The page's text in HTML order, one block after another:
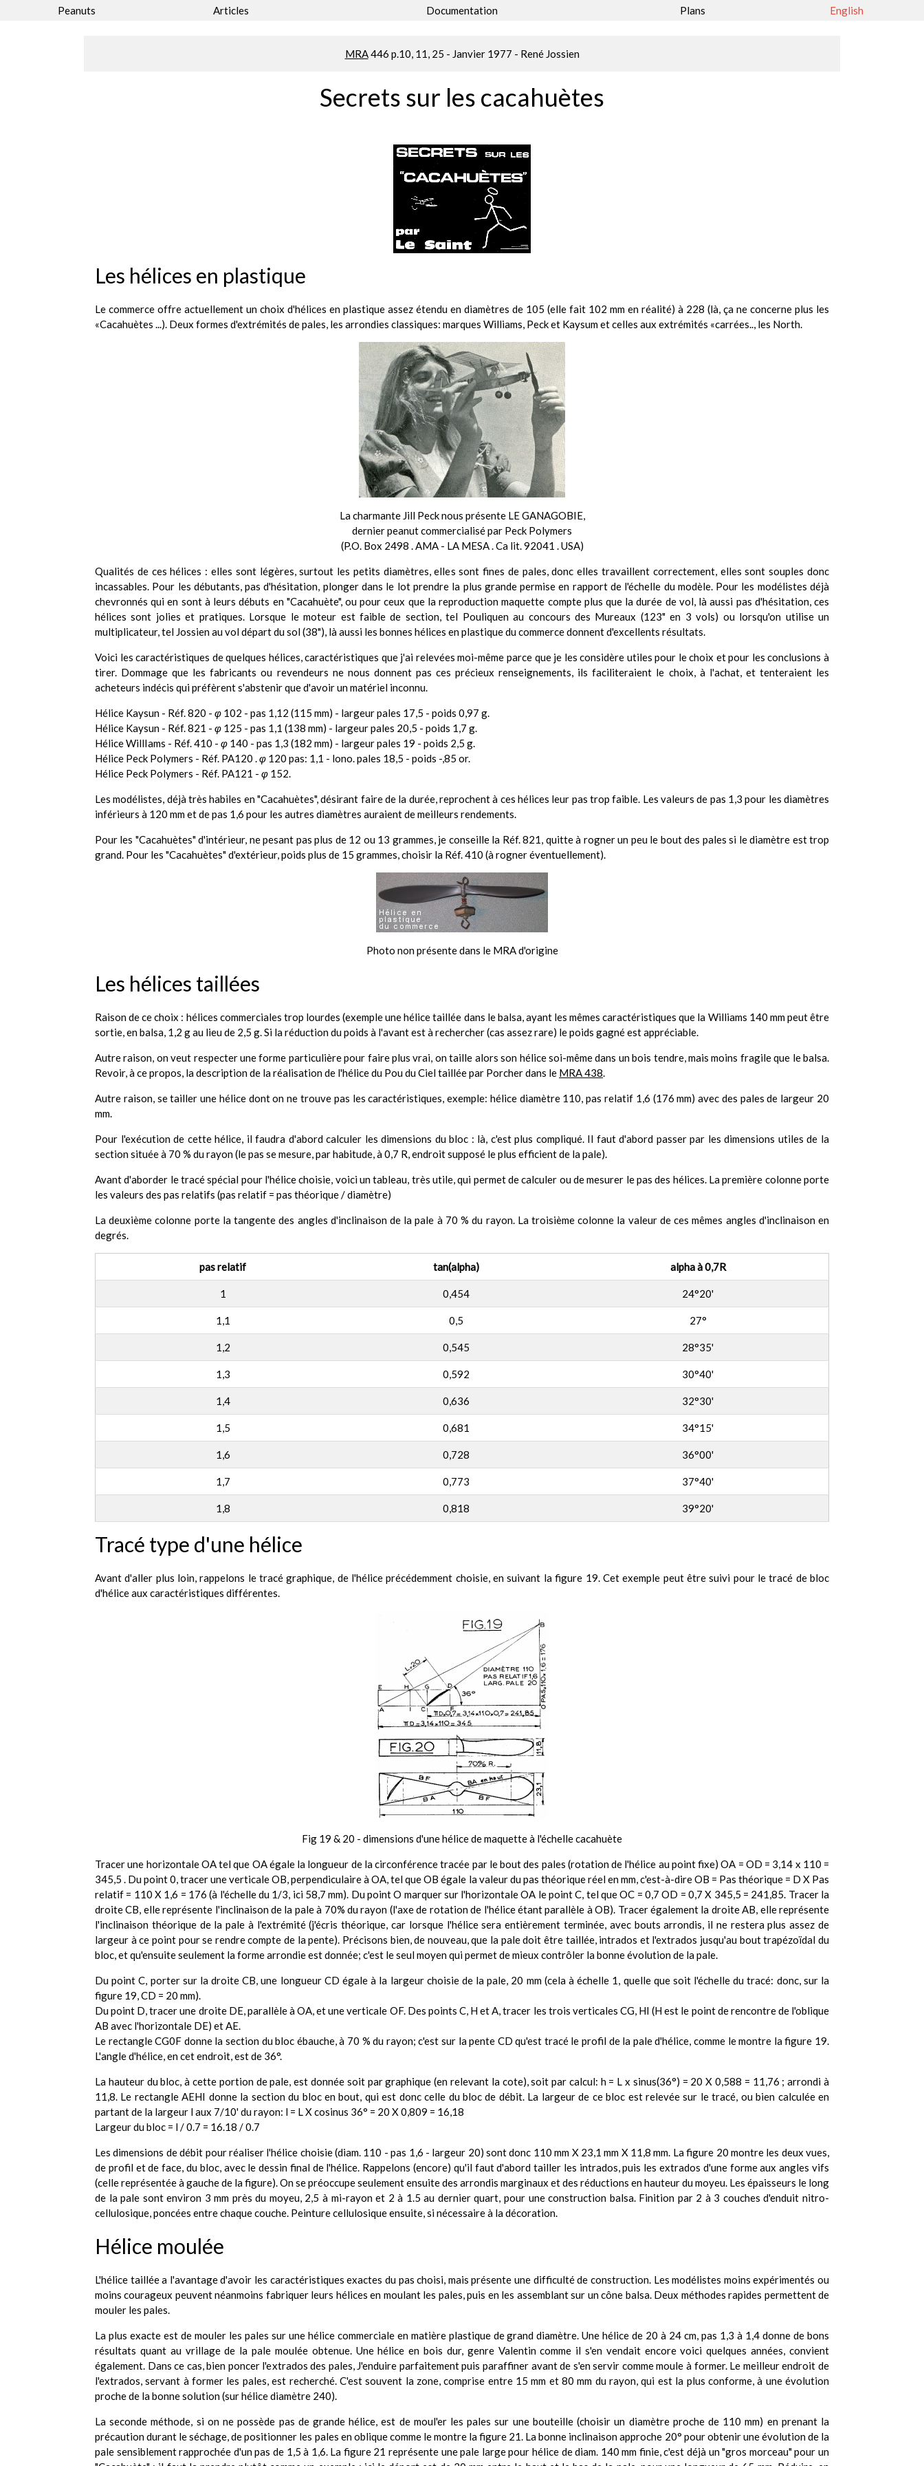
Peanuts Articles Documentation Plans English
MRA446 p.10, 11, 25 - Janvier 1977 - René Jossien
Secrets sur les cacahuètes
Les hélices en plastique
Le commerce offre actuellement un choix d'hélices en plastique assez étendu en diamètres de 105 (elle fait 102 mm en réalité) à 228 (là, ça ne concerne plus les
«Cacahuètes ...). Deux formes d'extrémités de pales, les arrondies classiques: marques Williams, Peck et Kaysum et celles aux extrémités «carrées.., les North.
La charmante Jill Peck nous présente LE GANAGOBIE,
dernier peanut commercialisé par Peck Polymers
(P.O. Box 2498 . AMA - LA MESA . Ca lit. 92041 . USA)
Qualités de ces hélices : elles sont légères, surtout les petits diamètres, elles sont fines de pales, donc elles travaillent correctement, elles sont souples donc
incassables. Pour les débutants, pas d'hésitation, plonger dans le lot prendre la plus grande permise en rapport de l'échelle du modèle. Pour les modélistes déjà
chevronnés qui en sont à leurs débuts en "Cacahuète", ou pour ceux que la reproduction maquette compte plus que la durée de vol, là aussi pas d'hésitation, ces
hélices sont jolies et pratiques. Lorsque le moteur est faible de section, tel Pouliquen au concours des Mureaux (123" en 3 vols) ou lorsqu'on utilise un
multiplicateur, tel Jossien au vol départ du sol (38"), là aussi les bonnes hélices en plastique du commerce donnent d'excellents résultats.
Voici les caractéristiques de quelques hélices, caractéristiques que j'ai relevées moi-même parce que je les considère utiles pour le choix et pour les conclusions à
tirer. Dommage que les fabricants ou revendeurs ne nous donnent pas ces précieux renseignements, ils faciliteraient le choix, à l'achat, et tenteraient les
acheteurs indécis qui préfèrent s'abstenir que d'avoir un matériel inconnu.
Hélice Kaysun - Réf. 820 - φ 102 - pas 1,12 (115 mm) - largeur pales 17,5 - poids 0,97 g.
Hélice Kaysun - Réf. 821 - φ 125 - pas 1,1 (138 mm) - largeur pales 20,5 - poids 1,7 g.
Hélice WillIams - Réf. 410 - φ 140 - pas 1,3 (182 mm) - largeur pales 19 - poids 2,5 g.
Hélice Peck Polymers - Réf. PA120 .φ 120 pas: 1,1 - lono. pales 18,5 - poids -,85 or.
Hélice Peck Polymers - Réf. PA121 - φ 152.
Les modélistes, déjà très habiles en "Cacahuètes", désirant faire de la durée, reprochent à ces hélices leur pas trop faible. Les valeurs de pas 1,3 pour les diamètres
inférieurs à 120 mm et de pas 1,6 pour les autres diamètres auraient de meilleurs rendements.
Pour les "Cacahuètes" d'intérieur, ne pesant pas plus de 12 ou 13 grammes, je conseille la Réf. 821, quitte à rogner un peu le bout des pales si le diamètre est trop
grand. Pour les "Cacahuètes" d'extérieur, poids plus de 15 grammes, choisir la Réf. 410 (à rogner éventuellement).
Photo non présente dans le MRA d'origine
Les hélices taillées
Raison de ce choix : hélices commerciales trop lourdes (exemple une hélice taillée dans le balsa, ayant les mêmes caractéristiques que la Williams 140 mm peut être
sortie, en balsa, 1,2 g au lieu de 2,5 g. Si la réduction du poids à l'avant est à rechercher (cas assez rare) le poids gagné est appréciable.
Autre raison, on veut respecter une forme particulière pour faire plus vrai, on taille alors son hélice soi-même dans un bois tendre, mais moins fragile que le balsa.
Revoir, à ce propos, la description de la réalisation de l'hélice du Pou du Ciel taillée par Porcher dans le MRA 438.
Autre raison, se tailler une hélice dont on ne trouve pas les caractéristiques, exemple: hélice diamètre 110, pas relatif 1,6 (176 mm) avec des pales de largeur 20
mm.
Pour l'exécution de cette hélice, il faudra d'abord calculer les dimensions du bloc : là, c'est plus compliqué. Il faut d'abord passer par les dimensions utiles de la
section située à 70 % du rayon (le pas se mesure, par habitude, à 0,7 R, endroit supposé le plus efficient de la pale).
Avant d'aborder le tracé spécial pour l'hélice choisie, voici un tableau, très utile, qui permet de calculer ou de mesurer le pas des hélices. La première colonne porte
les valeurs des pas relatifs (pas relatif = pas théorique / diamètre)
La deuxième colonne porte la tangente des angles d'inclinaison de la pale à 70 % du rayon. La troisième colonne la valeur de ces mêmes angles d'inclinaison en
degrés.
pas relatif tan(alpha) alpha à 0,7R
1 0,454 24°20'
1,1 0,5 27°
1,2 0,545 28°35'
1,3 0,592 30°40'
1,4 0,636 32°30'
1,5 0,681 34°15'
1,6 0,728 36°00'
1,7 0,773 37°40'
1,8 0,818 39°20'
Tracé type d'une hélice
Avant d'aller plus loin, rappelons le tracé graphique, de l'hélice précédemment choisie, en suivant la figure 19. Cet exemple peut être suivi pour le tracé de bloc
d'hélice aux caractéristiques différentes.
Fig 19 & 20 - dimensions d'une hélice de maquette à l'échelle cacahuète
Tracer une horizontale OA tel que OA égale la longueur de la circonférence tracée par le bout des pales (rotation de l'hélice au point fixe) OA = OD = 3,14 x 110 =
345,5 . Du point 0, tracer une verticale OB, perpendiculaire à OA, tel que OB égale la valeur du pas théorique réel en mm, c'est-à-dire OB = Pas théorique = D X Pas
relatif = 110 X 1,6 = 176 (à l'échelle du 1/3, ici 58,7 mm). Du point O marquer sur l'horizontale OA le point C, tel que OC = 0,7 OD = 0,7 X 345,5 = 241,85. Tracer la
droite CB, elle représente l'inclinaison de la pale à 70% du rayon (l'axe de rotation de l'hélice étant parallèle à OB). Tracer également la droite AB, elle représente
l'inclinaison théorique de la pale à l'extrémité (j'écris théorique, car lorsque l'hélice sera entièrement terminée, avec bouts arrondis, il ne restera plus assez de
largeur à ce point pour se rendre compte de la pente). Précisons bien, de nouveau, que la pale doit être taillée, intrados et l'extrados jusqu'au bout trapézoïdal du
bloc, et qu'ensuite seulement la forme arrondie est donnée; c'est le seul moyen qui permet de mieux contrôler la bonne évolution de la pale.
Du point C, porter sur la droite CB, une longueur CD égale à la largeur choisie de la pale, 20 mm (cela à échelle 1, quelle que soit l'échelle du tracé: donc, sur la
figure 19, CD = 20 mm).
Du point D, tracer une droite DE, parallèle à OA, et une verticale OF. Des points C, H et A, tracer les trois verticales CG, HI (H est le point de rencontre de l'oblique
AB avec l'horizontale DE) et AE.
Le rectangle CG0F donne la section du bloc ébauche, à 70 % du rayon; c'est sur la pente CD qu'est tracé le profil de la pale d'hélice, comme le montre la figure 19.
L'angle d'hélice, en cet endroit, est de 36°.
La hauteur du bloc, à cette portion de pale, est donnée soit par graphique (en relevant la cote), soit par calcul: h = L x sinus(36°) = 20 X 0,588 = 11,76 ; arrondi à
11,8. Le rectangle AEHI donne la section du bloc en bout, qui est donc celle du bloc de débit. La largeur de ce bloc est relevée sur le tracé, ou bien calculée en
partant de la largeur l aux 7/10' du rayon: l = L X cosinus 36° = 20 X 0,809 = 16,18
Largeur du bloc = l / 0.7 = 16.18 / 0.7
Les dimensions de débit pour réaliser l'hélice choisie (diam. 110 - pas 1,6 - largeur 20) sont donc 110 mm X 23,1 mm X 11,8 mm. La figure 20 montre les deux vues,
de profil et de face, du bloc, avec le dessin final de l'hélice. Rappelons (encore) qu'il faut d'abord tailler les intrados, puis les extrados d'une forme aux angles vifs
(celle représentée à gauche de la figure). On se préoccupe seulement ensuite des arrondis marginaux et des réductions en hauteur du moyeu. Les épaisseurs le long
de la pale sont environ 3 mm près du moyeu, 2,5 à mi-rayon et 2 à 1.5 au dernier quart, pour une construction balsa. Finition par 2 à 3 couches d'enduit nitro-
cellulosique, poncées entre chaque couche. Peinture cellulosique ensuite, si nécessaire à la décoration.
Hélice moulée
L'hélice taillée a l'avantage d'avoir les caractéristiques exactes du pas choisi, mais présente une difficulté de construction. Les modélistes moins expérimentés ou
moins courageux peuvent néanmoins fabriquer leurs hélices en moulant les pales, puis en les assemblant sur un cône balsa. Deux méthodes rapides permettent de
mouler les pales.
La plus exacte est de mouler les pales sur une hélice commerciale en matière plastique de grand diamètre. Une hélice de 20 à 24 cm, pas 1,3 à 1,4 donne de bons
résultats quant au vrillage de la pale moulée obtenue. Une hélice en bois dur, genre Valentin comme il s'en vendait encore voici quelques années, convient
également. Dans ce cas, bien poncer l'extrados des pales, J'enduire parfaitement puis paraffiner avant de s'en servir comme moule à former. Le meilleur endroit de
l'extrados, servant à former les pales, est recherché. C'est souvent la zone, comprise entre 15 mm et 80 mm du rayon, qui est la plus conforme, à une évolution
proche de la bonne solution (sur hélice diamètre 240).
La seconde méthode, si on ne possède pas de grande hélice, est de moul'er les pales sur une bouteille (choisir un diamètre proche de 110 mm) en prenant la
précaution durant le séchage, de positionner les pales en oblique comme le montre la figure 21. La bonne inclinaison approche 20° pour obtenir une évolution de la
pale sensiblement rapprochée d'un pas de 1,5 à 1,6. La figure 21 représente une pale large pour hélice de diam. 140 mm finie, c'est déjà un "gros morceau" pour un